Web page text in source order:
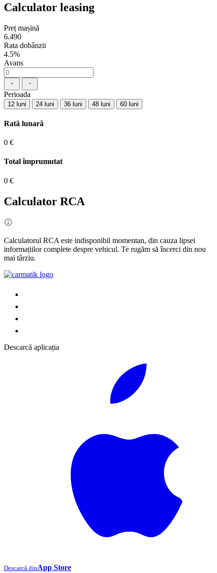
Calculator leasing
Preț mașină
6.490
Rata dobânzii
4.5%
Avans
Perioada
12 luni 24 luni 36 luni 48 luni 60 luni
Rată lunară
0 €
Total împrumutat
0 €
Calculator RCA
Calculatorul RCA este indisponibil momentan, din cauza lipsei
informațiilor complete despre vehicul. Te rugăm să încerci din nou
mai târziu.
Descarcă aplicația
Descarcă dinApp Store